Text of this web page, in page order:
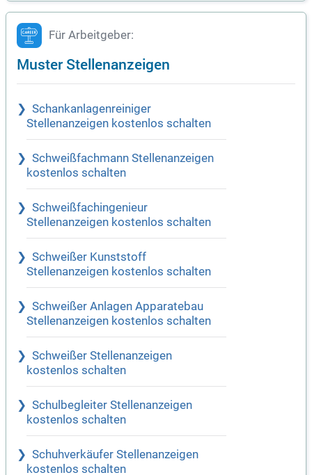
Für Arbeitgeber:
Muster Stellenanzeigen
Schankanlagenreiniger
Stellenanzeigen kostenlos schalten
Schweißfachmann Stellenanzeigen
kostenlos schalten
Schweißfachingenieur
Stellenanzeigen kostenlos schalten
Schweißer Kunststoff
Stellenanzeigen kostenlos schalten
Schweißer Anlagen Apparatebau
Stellenanzeigen kostenlos schalten
Schweißer Stellenanzeigen
kostenlos schalten
Schulbegleiter Stellenanzeigen
kostenlos schalten
Schuhverkäufer Stellenanzeigen
kostenlos schalten